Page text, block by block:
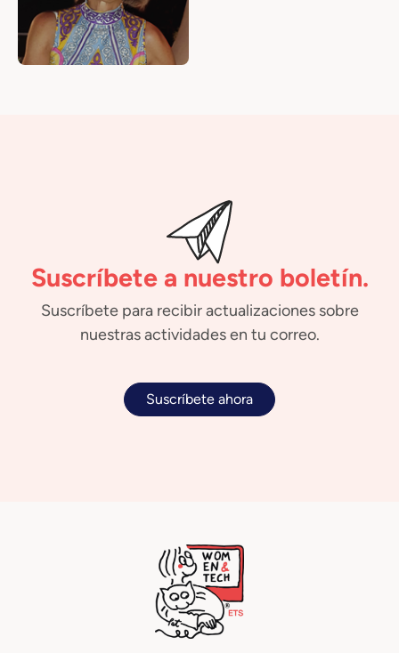
Suscríbete a nuestro boletín.
Suscríbete para recibir actualizaciones sobre
nuestras actividades en tu correo.
Suscríbete ahora